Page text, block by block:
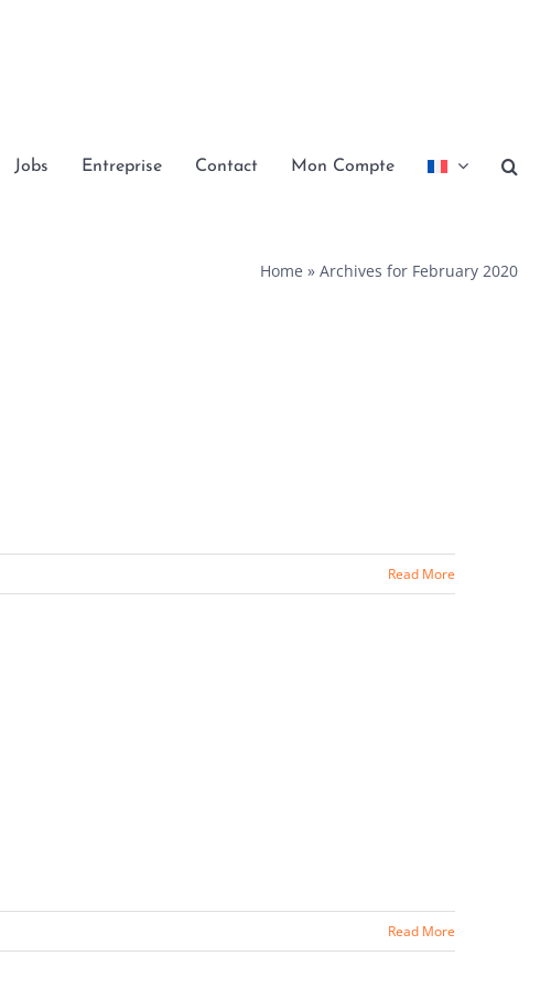
Jobs Entreprise Contact Mon Compte
Home » Archives for February 2020
Read More
Read More